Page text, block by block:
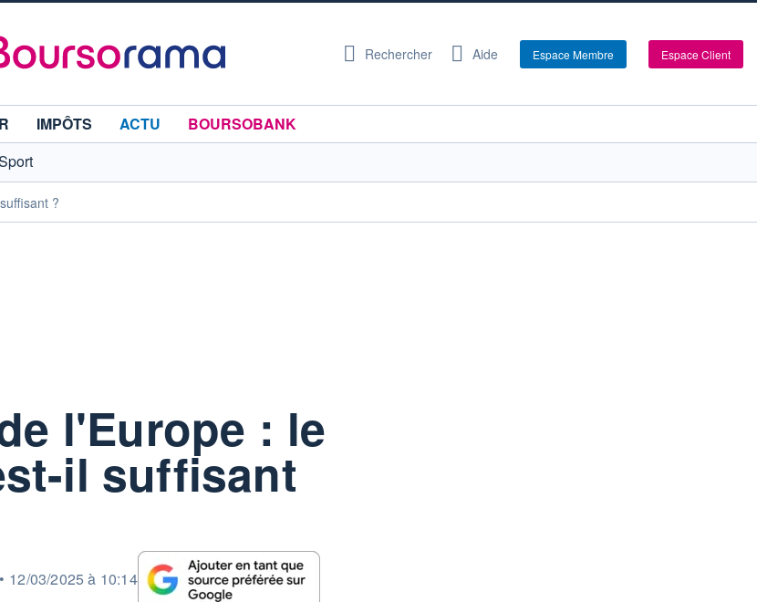
Rechercher Aide Espace Membre Espace Client
IMPÔTS ACTU
BOURSOBANK
?
l'Europe : le
il suffisant
• 12/03/2025 à 10:14